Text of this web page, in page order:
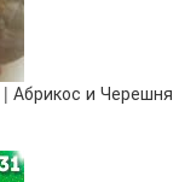
и Черешня